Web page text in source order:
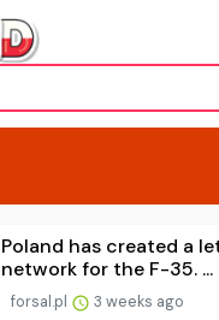
Poland has created a
network for the F-35. ...
forsal.pl 3 weeks ago